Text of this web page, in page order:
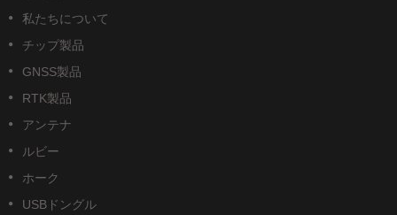
私たちについて
チップ製品
GNSS製品
RTK製品
アンテナ
ルビー
ホーク
USBドングル